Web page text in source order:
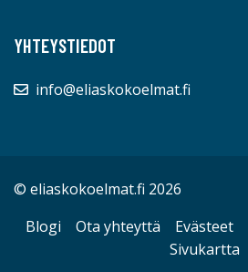
YHTEYSTIEDOT
info@eliaskokoelmat.fi
© eliaskokoelmat.fi 2026
Blogi
Ota yhteyttä Evästeet
Sivukartta